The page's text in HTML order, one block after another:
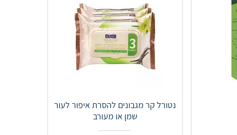
נטורל קר מגבונים להסרת איפור לעור
שמן או מעורב